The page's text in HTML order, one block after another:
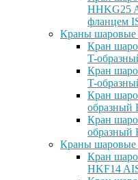
HHKG25
фланцем
Краны шаровые
Кран
T-
Кран
T-
Кран
образный
Кран
образный
Краны
Кран
HKF14